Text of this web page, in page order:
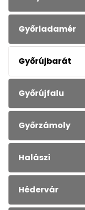
Győrladamér
Győrújbarát
Győrújfalu
Győrzámoly
Halászi
Hédervár